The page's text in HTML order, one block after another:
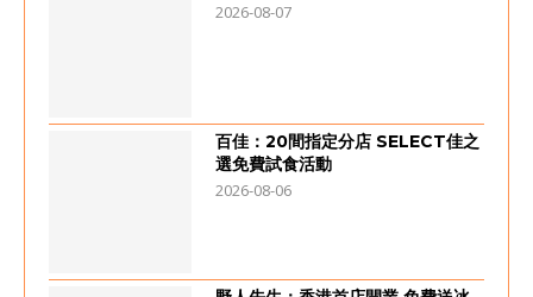
2026-08-07
百佳：20間指定分店 SELECT佳之
選免費試食活動
2026-08-06